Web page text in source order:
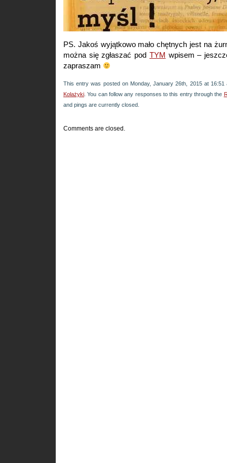
PS. Jakoś wyjątkowo mało chętnych jest na
można się zgłaszać pod TYM wpisem –
zapraszam
This entry was posted on Monday, January 26th, 2015 at
Kolażyki . You can follow any responses to this entry through the
and pings are currently closed.
Comments are closed.